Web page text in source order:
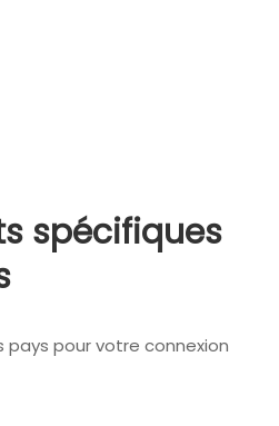
spécifiques
pays pour votre connexion